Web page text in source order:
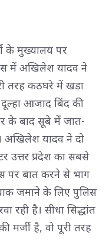
के मुख्यालय पर
में अखिलेश यादव ने
तरह कठघरे में खड़ा
दूल्हा आजाद बिंद की
के बाद सूबे में जात-
अखिलेश यादव ने दो
प्रदेश का सबसे
पर बात करने से भाग
जमाने के लिए पुलिस
रही है। सीधा सिद्धांत
मर्जी है, वो पूरी तरह